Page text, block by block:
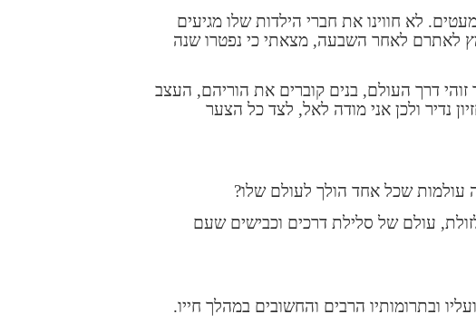
לא חווינו את חברי הילדות שלו מגיעים
לאתרם לאחר השבעה, מצאתי כי נפטרו שנה
דרך העולם, בנים קוברים את הוריהם, העצב
נדיר ולכן אני מודה לאל, לצד כל הצער
שכל אחד הולך לעולם שלו?
עולם של סלילת דרכים וכבישים שעם
ובתרומותיו הרבים והחשובים במהלך חייו.